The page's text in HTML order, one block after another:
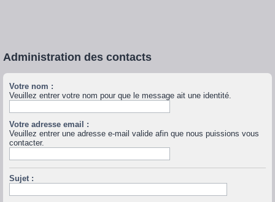
Administration des contacts
Votre nom :
Veuillez entrer votre nom pour que le message ait une identité.
Votre adresse email :
Veuillez entrer une adresse e-mail valide afin que nous puissions vous
contacter.
Sujet :